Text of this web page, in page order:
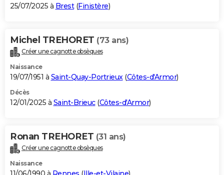
BONS PLANS
Carte de Noël
Carte Bonne année
Carte Saint-Valentin
Carte Pâques
Carte d'anniversaire
DICTIONNAIRE
Dictionnaire
Biographies
Citations
Expressions
Proverbes
PROGRAMME TV
S'inscrire
Se connecter
Lycées
Collèges
Primaires
Universités
Entreprises
Service militaire
Avis de recherche
AVIS DE DÉCÈS
Bricolage
Lifestyle
Culture
Sport
Auto
Television
Voyage
Cinema
25/07/2025 à Brest(Finistère)
Michel TREHORET (73 ans)
Créer une cagnotte obsèques
Naissance
19/07/1951 à Saint-Quay-Portrieux(Côtes-d'Armor)
Décès
12/01/2025 à Saint-Brieuc(Côtes-d'Armor)
Ronan TREHORET (31 ans)
Créer une cagnotte obsèques
Naissance